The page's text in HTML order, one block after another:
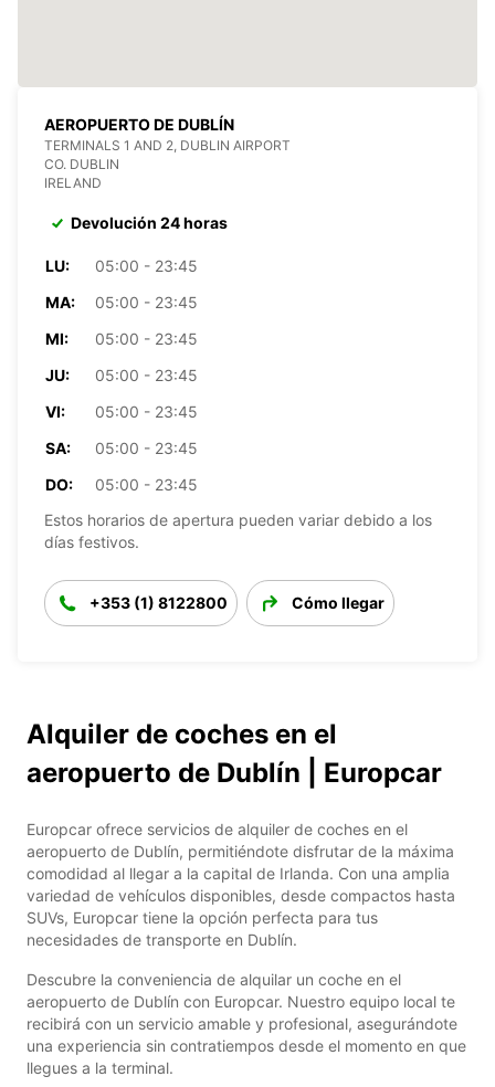
AEROPUERTO DE DUBLÍN
TERMINALS 1 AND 2, DUBLIN AIRPORT
CO. DUBLIN
IRELAND
Devolución 24 horas
LU:
05:00 - 23:45
MA:
05:00 - 23:45
MI:
05:00 - 23:45
JU:
05:00 - 23:45
VI:
05:00 - 23:45
SA:
05:00 - 23:45
DO:
05:00 - 23:45
Estos horarios de apertura pueden variar debido a los
días festivos.
+353 (1) 8122800 Cómo llegar
Alquiler de coches en el
aeropuerto de Dublín | Europcar
Europcar ofrece servicios de alquiler de coches en el
aeropuerto de Dublín, permitiéndote disfrutar de la máxima
comodidad al llegar a la capital de Irlanda. Con una amplia
variedad de vehículos disponibles, desde compactos hasta
SUVs, Europcar tiene la opción perfecta para tus
necesidades de transporte en Dublín.
Descubre la conveniencia de alquilar un coche en el
aeropuerto de Dublín con Europcar. Nuestro equipo local te
recibirá con un servicio amable y profesional, asegurándote
una experiencia sin contratiempos desde el momento en que
llegues a la terminal.